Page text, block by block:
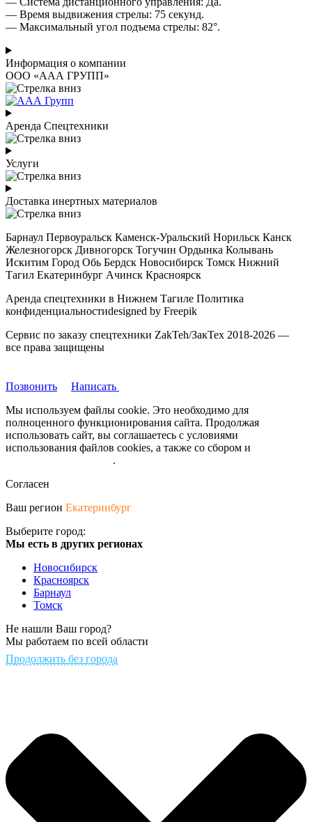
— Время выдвижения стрелы: 75 секунд.
— Максимальный угол подъема стрелы: 82°.
Информация о компании
ООО «ААА ГРУПП»
Аренда Спецтехники
Услуги
Доставка инертных материалов
Барнаул Первоуральск Каменск-Уральский Норильск Канск
Железногорск Дивногорск Тогучин Ордынка Колывань
Искитим Город Обь Бердск Новосибирск Томск Нижний
Тагил Екатеринбург Ачинск Красноярск
Аренда спецтехники в Нижнем Тагиле Политика
конфиденциальностиdesigned by Freepik
Сервис по заказу спецтехники ZakTeh/ЗакТех 2018-2026 —
все права защищены
Позвонить
Написать
Мы используем файлы cookie. Это необходимо для
полноценного функционирования сайта. Продолжая
использовать сайт, вы соглашаетесь с условиями
использования файлов cookies, а также со сбором и
.
Согласен
Ваш регион Екатеринбург
Выберите город:
Мы есть в других регионах
Новосибирск
Красноярск
Барнаул
Томск
Не нашли Ваш город?
Мы работаем по всей области
Продолжить без города